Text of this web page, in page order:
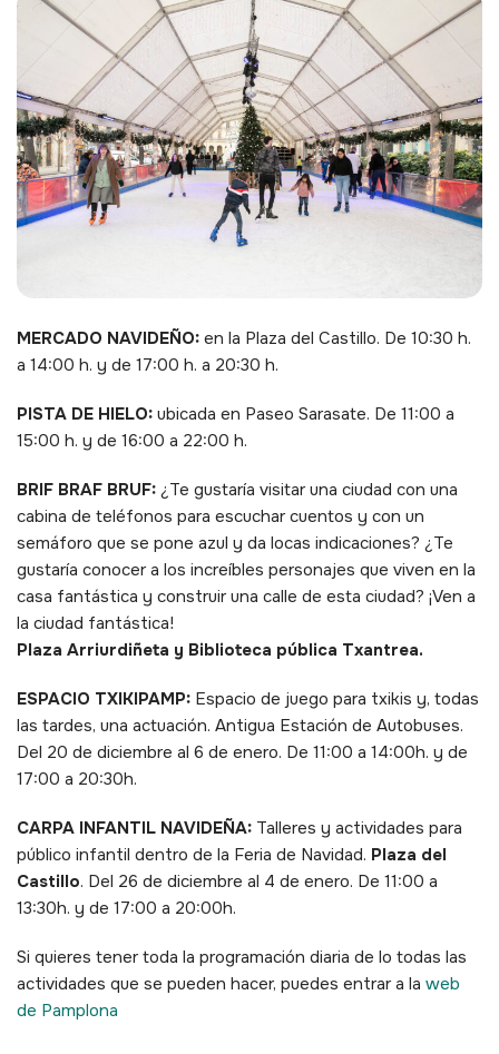
MERCADO NAVIDEÑO: en la Plaza del Castillo. De 10:30 h.
a 14:00 h. y de 17:00 h. a 20:30 h.
PISTA DE HIELO: ubicada en Paseo Sarasate. De 11:00 a
15:00 h. y de 16:00 a 22:00 h.
BRIF BRAF BRUF: ¿Te gustaría visitar una ciudad con una
cabina de teléfonos para escuchar cuentos y con un
semáforo que se pone azul y da locas indicaciones? ¿Te
gustaría conocer a los increíbles personajes que viven en la
casa fantástica y construir una calle de esta ciudad? ¡Ven a
la ciudad fantástica!
Plaza Arriurdiñeta y Biblioteca pública Txantrea.
ESPACIO TXIKIPAMP: Espacio de juego para txikis y, todas
las tardes, una actuación. Antigua Estación de Autobuses.
Del 20 de diciembre al 6 de enero. De 11:00 a 14:00h. y de
17:00 a 20:30h.
CARPA INFANTIL NAVIDEÑA: Talleres y actividades para
público infantil dentro de la Feria de Navidad. Plaza del
Castillo. Del 26 de diciembre al 4 de enero. De 11:00 a
13:30h. y de 17:00 a 20:00h.
Si quieres tener toda la programación diaria de lo todas las
actividades que se pueden hacer, puedes entrar a la web
de Pamplona